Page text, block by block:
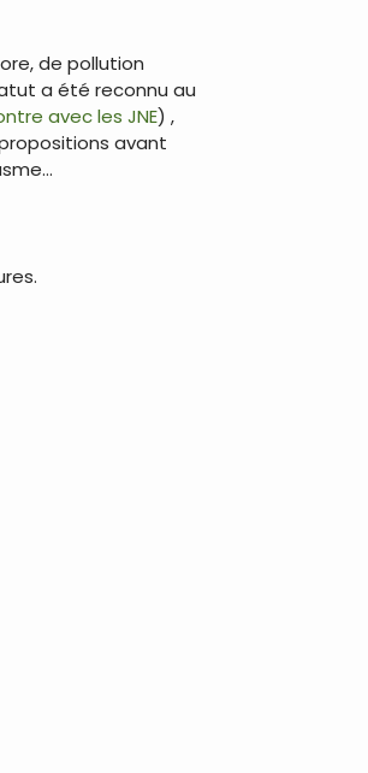
de pollution
a été reconnu au
avec les JNE) ,
avant